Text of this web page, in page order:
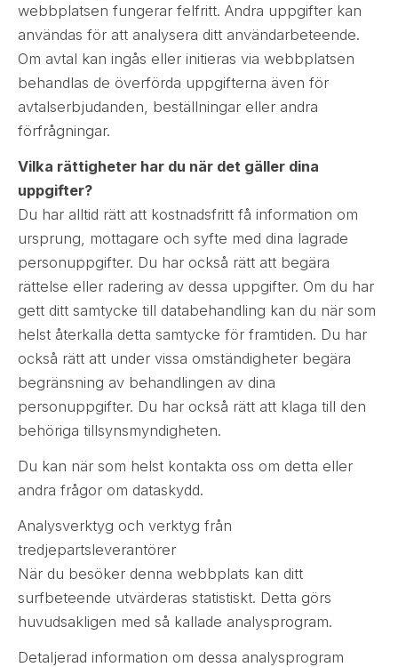
webbplatsen fungerar felfritt. Andra uppgifter kan
användas för att analysera ditt användarbeteende.
Om avtal kan ingås eller initieras via webbplatsen
behandlas de överförda uppgifterna även för
avtalserbjudanden, beställningar eller andra
förfrågningar.
Vilka rättigheter har du när det gäller dina
uppgifter?
Du har alltid rätt att kostnadsfritt få information om
ursprung, mottagare och syfte med dina lagrade
personuppgifter. Du har också rätt att begära
rättelse eller radering av dessa uppgifter. Om du har
gett ditt samtycke till databehandling kan du när som
helst återkalla detta samtycke för framtiden. Du har
också rätt att under vissa omständigheter begära
begränsning av behandlingen av dina
personuppgifter. Du har också rätt att klaga till den
behöriga tillsynsmyndigheten.
Du kan när som helst kontakta oss om detta eller
andra frågor om dataskydd.
Analysverktyg och verktyg från
tredjepartsleverantörer
När du besöker denna webbplats kan ditt
surfbeteende utvärderas statistiskt. Detta görs
huvudsakligen med så kallade analysprogram.
Detaljerad information om dessa analysprogram